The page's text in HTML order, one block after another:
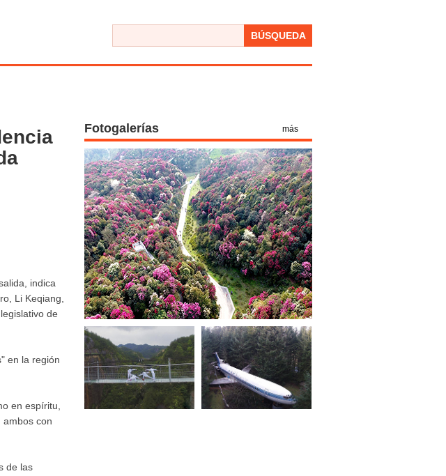
BÚSQUEDA
indica
Li Keqiang,
de
en la región
en espíritu,
ambos con
de las
Fotogalerías más